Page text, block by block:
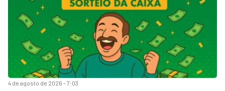
4 de agosto de 2026 - 7:03